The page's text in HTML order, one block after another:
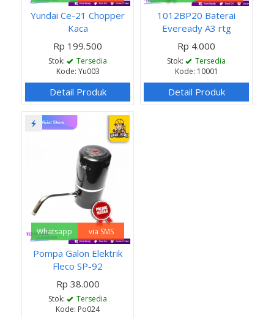
Yundai Ce-21 Chopper
Kaca
Rp 199.500
Stok:
Tersedia
Kode: Yu003
Detail Produk
1012BP20 Baterai
Eveready A3 rtg
Rp 4.000
Stok:
Tersedia
Kode: 10001
Detail Produk
Whatsapp via SMS
Pompa Galon Elektrik
Fleco SP-92
Rp 38.000
Stok:
Tersedia
Kode: Po024